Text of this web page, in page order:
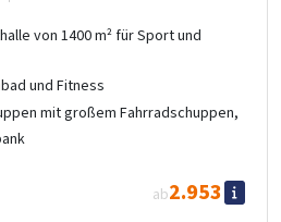
von 1400 m² für Sport und
und Fitness
mit großem Fahrradschuppen,
ab2.953